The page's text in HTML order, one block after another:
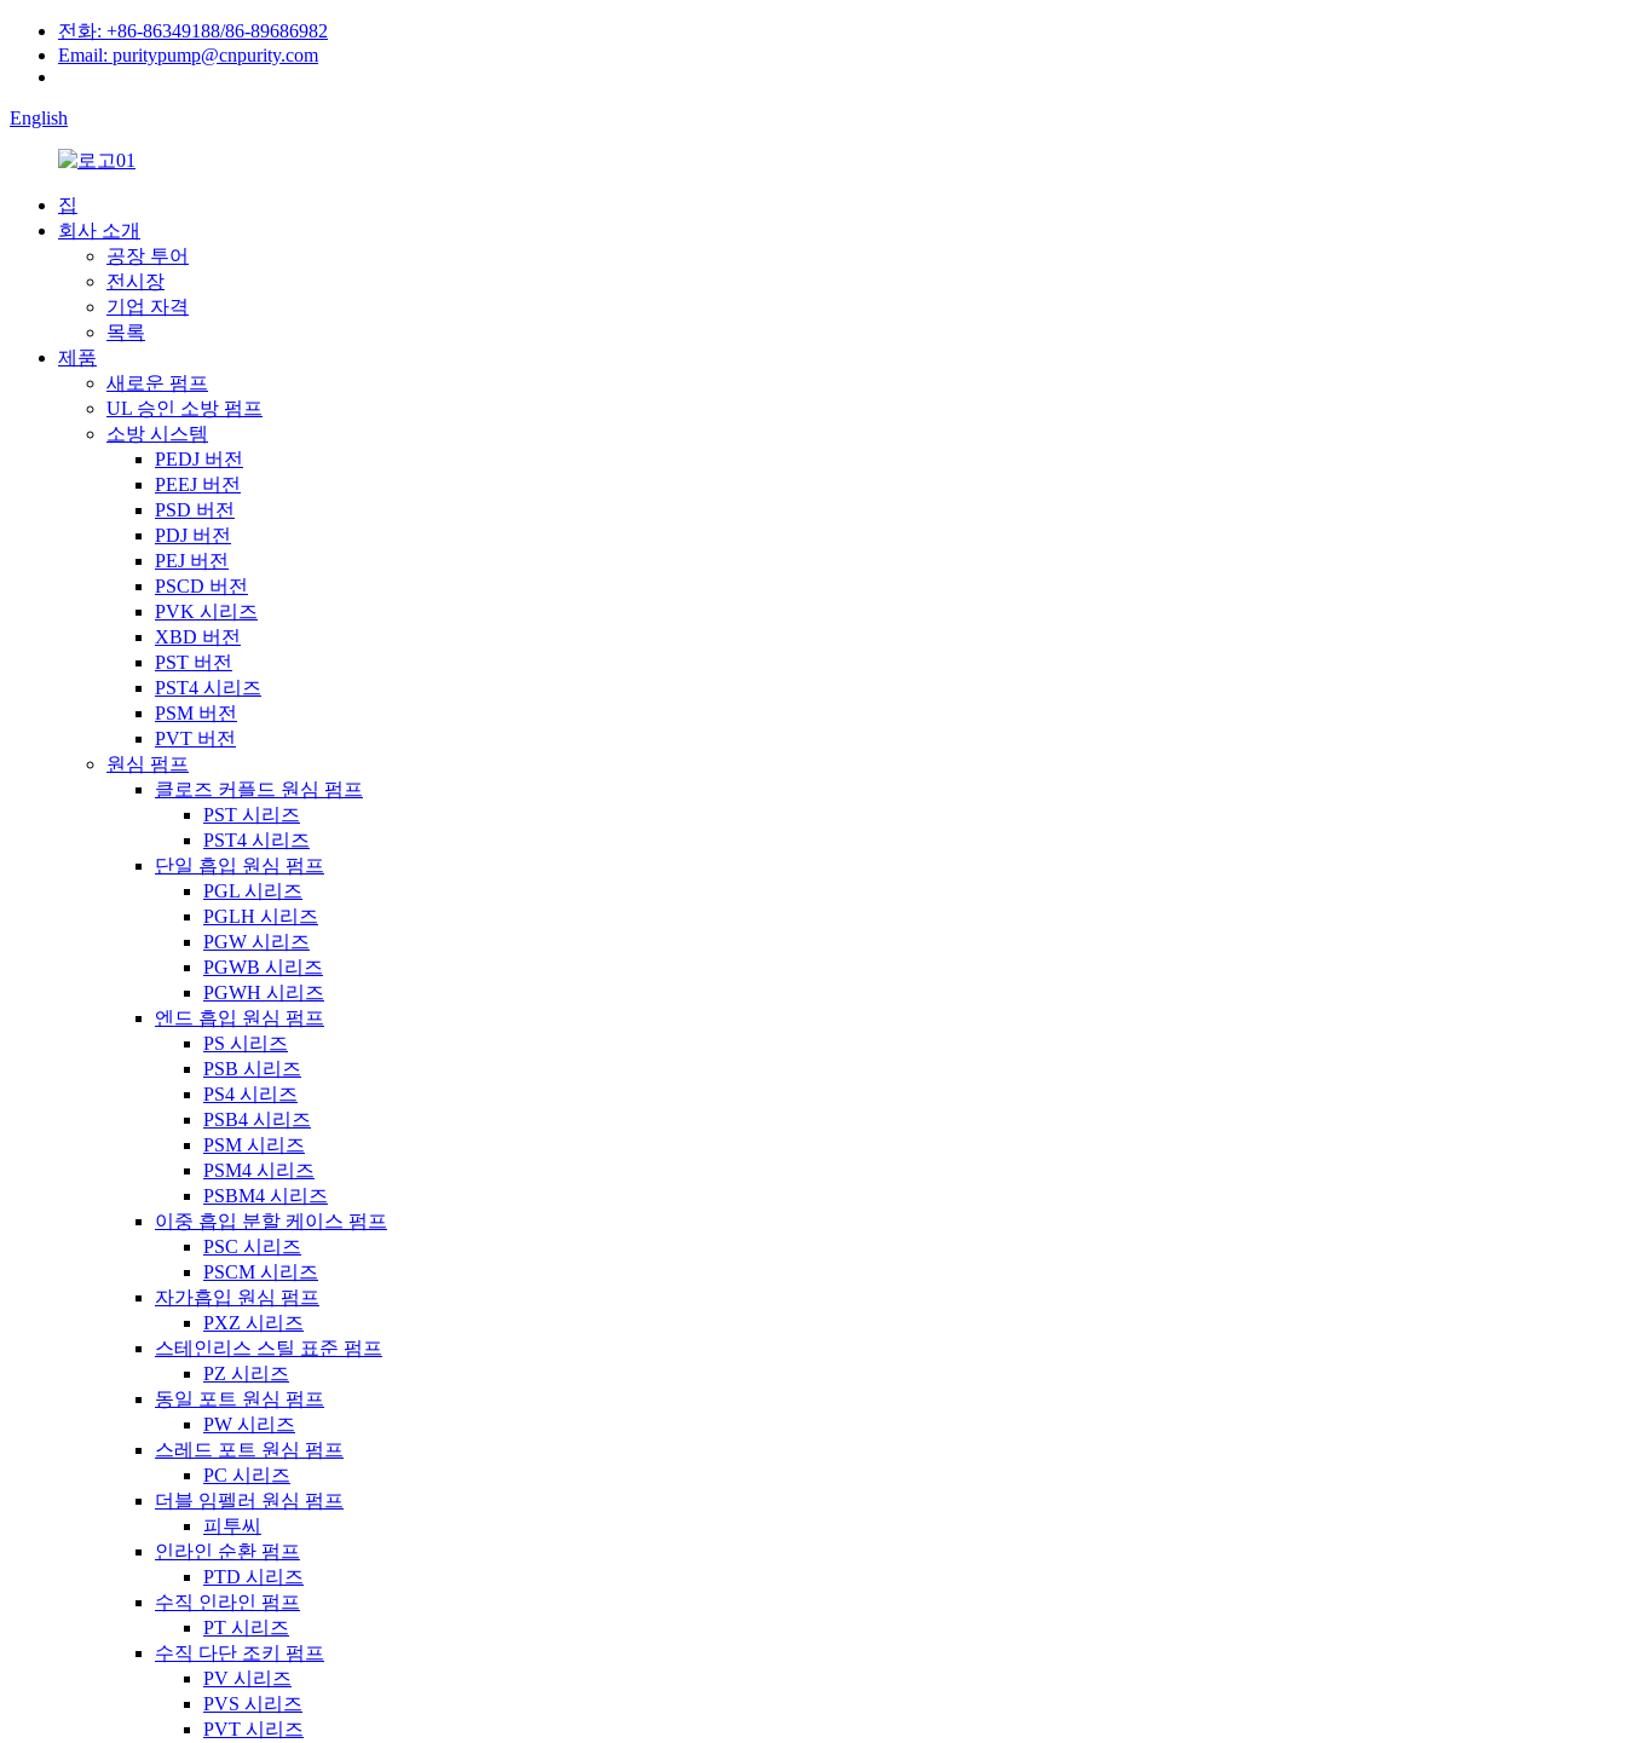
전화: +86-86349188/86-89686982
Email: puritypump@cnpurity.com
English
집
회사 소개
공장 투어
전시장
기업 자격
목록
제품
새로운 펌프
UL 승인 소방 펌프
소방 시스템
PEDJ 버전
PEEJ 버전
PSD 버전
PDJ 버전
PEJ 버전
PSCD 버전
PVK 시리즈
XBD 버전
PST 버전
PST4 시리즈
PSM 버전
PVT 버전
원심 펌프
클로즈 커플드 원심 펌프
PST 시리즈
PST4 시리즈
단일 흡입 원심 펌프
PGL 시리즈
PGLH 시리즈
PGW 시리즈
PGWB 시리즈
PGWH 시리즈
엔드 흡입 원심 펌프
PS 시리즈
PSB 시리즈
PS4 시리즈
PSB4 시리즈
PSM 시리즈
PSM4 시리즈
PSBM4 시리즈
이중 흡입 분할 케이스 펌프
PSC 시리즈
PSCM 시리즈
자가흡입 원심 펌프
PXZ 시리즈
스테인리스 스틸 표준 펌프
PZ 시리즈
동일 포트 원심 펌프
PW 시리즈
스레드 포트 원심 펌프
PC 시리즈
더블 임펠러 원심 펌프
피투씨
인라인 순환 펌프
PTD 시리즈
수직 인라인 펌프
PT 시리즈
수직 다단 조키 펌프
PV 시리즈
PVS 시리즈
PVT 시리즈